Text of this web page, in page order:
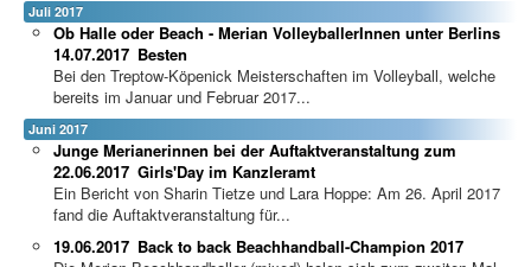
Juli 2017
Ob Halle oder Beach - Merian VolleyballerInnen unter Berlins
Besten
14.07.2017
Bei den Treptow-Köpenick Meisterschaften im Volleyball, welche
bereits im Januar und Februar 2017...
Juni 2017
Junge Merianerinnen bei der Auftaktveranstaltung zum
Girls'Day im Kanzleramt
22.06.2017
Ein Bericht von Sharin Tietze und Lara Hoppe: Am 26. April 2017
fand die Auftaktveranstaltung für...
Back to back Beachhandball-Champion 2017
19.06.2017